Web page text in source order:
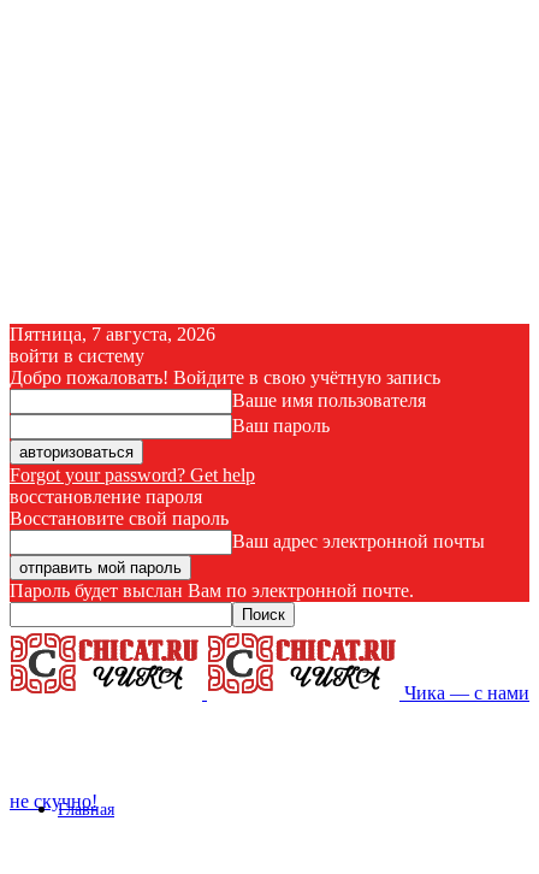
Пятница, 7 августа, 2026
войти в систему
Добро пожаловать! Войдите в свою учётную запись
Ваше имя пользователя
Ваш пароль
Forgot your password? Get help
восстановление пароля
Восстановите свой пароль
Ваш адрес электронной почты
Пароль будет выслан Вам по электронной почте.
Чика — с нами
не скучно!
Главная